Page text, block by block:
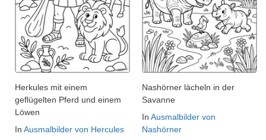
Herkules mit einem
geflügelten Pferd und einem
Löwen
In Ausmalbilder von Hercules
Nashörner lächeln in der
Savanne
In Ausmalbilder von
Nashörner